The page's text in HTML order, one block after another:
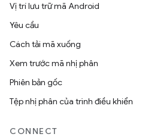
Vị trí lưu trữ mã Android
Yêu cầu
Cách tải mã xuống
Xem trước mã nhị phân
Phiên bản gốc
Tệp nhị phân của trình điều khiển
CONNECT